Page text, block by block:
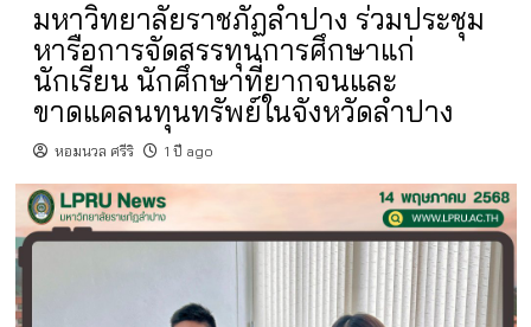
มหาวิทยาลัยราชภัฏลำปาง ร่วมประชุม
หารือการจัดสรรทุนการศึกษาแก่
นักเรียน นักศึกษาที่ยากจนและ
ขาดแคลนทุนทรัพย์ในจังหวัดลำปาง
หอมนวล ศรีริ 1 ปี ago